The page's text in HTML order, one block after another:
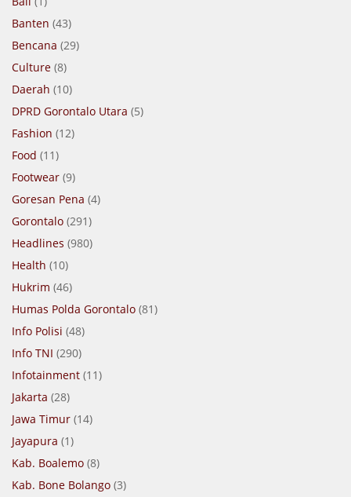
Banten (43)
Bencana (29)
Culture (8)
Daerah (10)
DPRD Gorontalo Utara (5)
Fashion (12)
Food (11)
Footwear (9)
Goresan Pena (4)
Gorontalo (291)
Headlines (980)
Health (10)
Hukrim (46)
Humas Polda Gorontalo (81)
Info Polisi (48)
Info TNI (290)
Infotainment (11)
Jakarta (28)
Jawa Timur (14)
Jayapura (1)
Kab. Boalemo (8)
Kab. Bone Bolango (3)